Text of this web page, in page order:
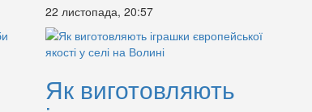
22 листопада, 20:57
Як виготовляють